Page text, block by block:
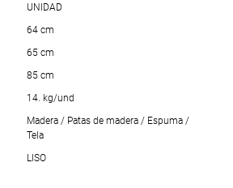
UNIDAD
64 cm
65 cm
85 cm
14. kg/und
Madera / Patas de madera / Espuma /
Tela
LISO